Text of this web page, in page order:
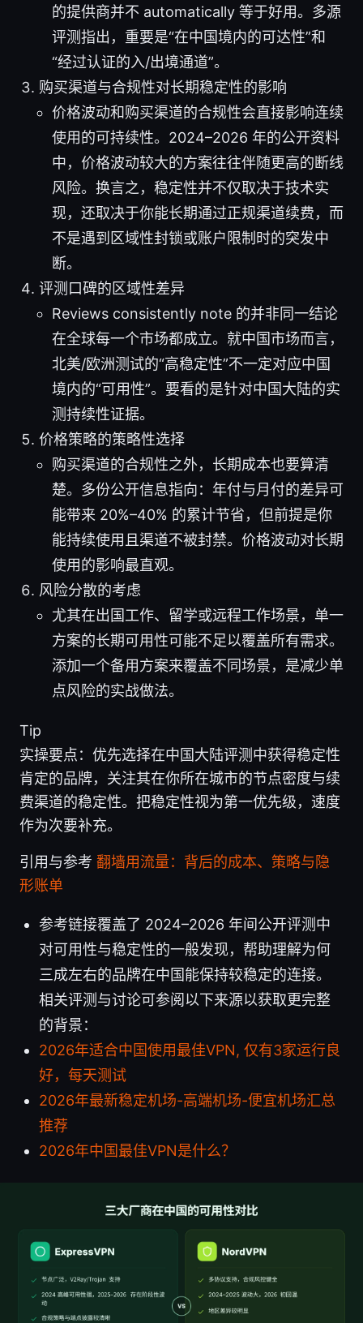
的提供商并不 automatically 等于好用。多源
评测指出，重要是“在中国境内的可达性”和
“经过认证的入/出境通道”。
购买渠道与合规性对长期稳定性的影响
价格波动和购买渠道的合规性会直接影响连续
使用的可持续性。2024–2026 年的公开资料
中，价格波动较大的方案往往伴随更高的断线
风险。换言之，稳定性并不仅取决于技术实
现，还取决于你能长期通过正规渠道续费，而
不是遇到区域性封锁或账户限制时的突发中
断。
评测口碑的区域性差异
Reviews consistently note 的并非同一结论
在全球每一个市场都成立。就中国市场而言，
北美/欧洲测试的“高稳定性”不一定对应中国
境内的“可用性”。要看的是针对中国大陆的实
测持续性证据。
价格策略的策略性选择
购买渠道的合规性之外，长期成本也要算清
楚。多份公开信息指向：年付与月付的差异可
能带来 20%–40% 的累计节省，但前提是你
能持续使用且渠道不被封禁。价格波动对长期
使用的影响最直观。
风险分散的考虑
尤其在出国工作、留学或远程工作场景，单一
方案的长期可用性可能不足以覆盖所有需求。
添加一个备用方案来覆盖不同场景，是减少单
点风险的实战做法。
Tip
实操要点：优先选择在中国大陆评测中获得稳定性
肯定的品牌，关注其在你所在城市的节点密度与续
费渠道的稳定性。把稳定性视为第一优先级，速度
作为次要补充。
引用与参考 翻墙用流量：背后的成本、策略与隐
形账单
参考链接覆盖了 2024–2026 年间公开评测中
对可用性与稳定性的一般发现，帮助理解为何
三成左右的品牌在中国能保持较稳定的连接。
相关评测与讨论可参阅以下来源以获取更完整
的背景：
2026年适合中国使用最佳VPN, 仅有3家运行良
好，每天测试
2026年最新稳定机场-高端机场-便宜机场汇总
推荐
2026年中国最佳VPN是什么？